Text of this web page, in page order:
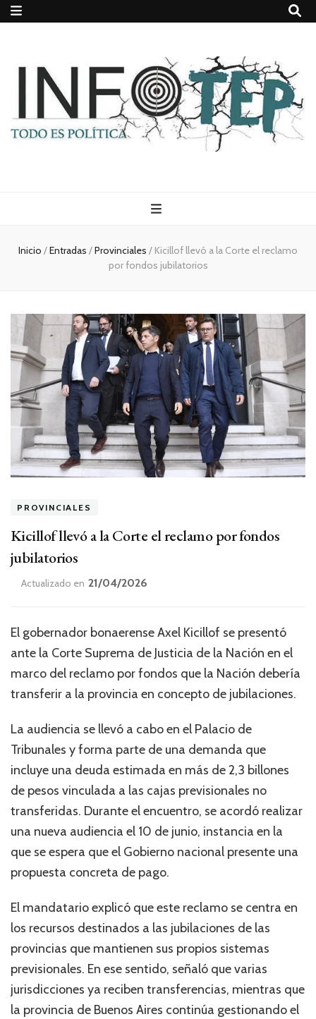
Todo es
(rosca)
política
Inicio /Entradas /Provinciales / Kicillof llevó a la Corte el reclamo
por fondos jubilatorios
PROVINCIALES
Kicillof llevó a la Corte el reclamo por fondos
jubilatorios
Actualizado en 21/04/2026
El gobernador bonaerense Axel Kicillof se presentó
ante la Corte Suprema de Justicia de la Nación en el
marco del reclamo por fondos que la Nación debería
transferir a la provincia en concepto de jubilaciones.
La audiencia se llevó a cabo en el Palacio de
Tribunales y forma parte de una demanda que
incluye una deuda estimada en más de 2,3 billones
de pesos vinculada a las cajas previsionales no
transferidas. Durante el encuentro, se acordó realizar
una nueva audiencia el 10 de junio, instancia en la
que se espera que el Gobierno nacional presente una
propuesta concreta de pago.
El mandatario explicó que este reclamo se centra en
los recursos destinados a las jubilaciones de las
provincias que mantienen sus propios sistemas
previsionales. En ese sentido, señaló que varias
jurisdicciones ya reciben transferencias, mientras que
la provincia de Buenos Aires continúa gestionando el